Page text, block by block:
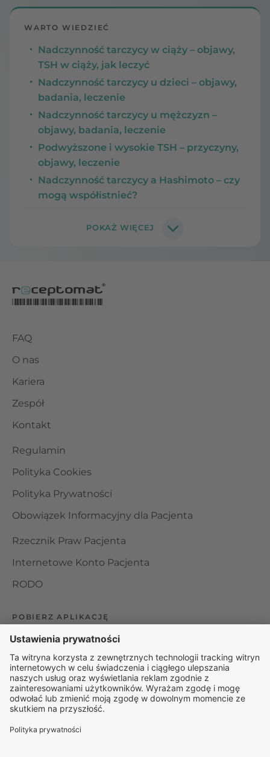
WARTO WIEDZIEĆ
Nadczynność tarczycy w ciąży – objawy,
TSH w ciąży, jak leczyć
Nadczynność tarczycy u dzieci – objawy,
badania, leczenie
Nadczynność tarczycy u mężczyzn –
objawy, badania, leczenie
Podwyższone i wysokie TSH – przyczyny,
objawy, leczenie
Nadczynność tarczycy a Hashimoto – czy
mogą współistnieć?
FAQ
O nas
Kariera
Zespół
Kontakt
Regulamin
Polityka Cookies
Polityka Prywatności
Obowiązek Informacyjny dla Pacjenta
Rzecznik Praw Pacjenta
Internetowe Konto Pacjenta
RODO
POBIERZ APLIKACJĘ
Organizator udzielania świadczeń telemedycznych jest
podmiotem leczniczym w rozumieniu ustawy z dnia 15
kwietnia 2011 roku o działalności leczniczej, wpisanym do
rejestru podmiotów wykonujących działalność leczniczą pod
numerem: 000000229172.